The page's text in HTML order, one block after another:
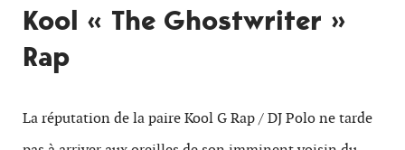
Kool « The Ghostwriter »
Rap
La réputation de la paire Kool G Rap / DJ Polo ne tarde